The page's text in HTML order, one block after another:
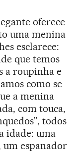
oferece
uma menina
esclarece:
que temos
a roupinha e
como se
a menina
com touca,
todos
idade: uma
um espanador